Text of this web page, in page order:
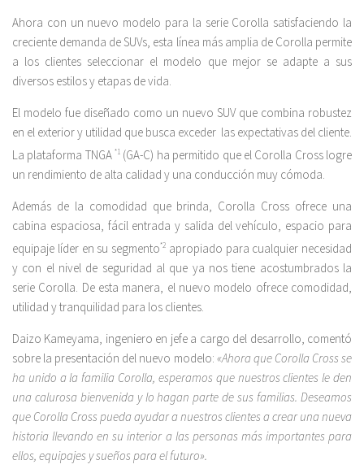
Ahora con un nuevo modelo para la serie Corolla satisfaciendo la
creciente demanda de SUVs, esta línea más amplia de Corolla permite
a los clientes seleccionar el modelo que mejor se adapte a sus
diversos estilos y etapas de vida.
El modelo fue diseñado como un nuevo SUV que combina robustez
en el exterior y utilidad que busca exceder las expectativas del cliente.
La plataforma TNGA*1 (GA-C) ha permitido que el Corolla Cross logre
un rendimiento de alta calidad y una conducción muy cómoda.
Además de la comodidad que brinda, Corolla Cross ofrece una
cabina espaciosa, fácil entrada y salida del vehículo, espacio para
equipaje líder en su segmento*2 apropiado para cualquier necesidad
y con el nivel de seguridad al que ya nos tiene acostumbrados la
serie Corolla. De esta manera, el nuevo modelo ofrece comodidad,
utilidad y tranquilidad para los clientes.
Daizo Kameyama, ingeniero en jefe a cargo del desarrollo, comentó
sobre la presentación del nuevo modelo: «Ahora que Corolla Cross se
ha unido a la familia Corolla, esperamos que nuestros clientes le den
una calurosa bienvenida y lo hagan parte de sus familias. Deseamos
que Corolla Cross pueda ayudar a nuestros clientes a crear una nueva
historia llevando en su interior a las personas más importantes para
ellos, equipajes y sueños para el futuro».